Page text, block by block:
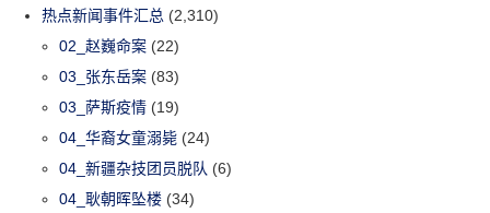
热点新闻事件汇总 (2,310)
02_赵巍命案 (22)
03_张东岳案 (83)
03_萨斯疫情 (19)
04_华裔女童溺毙 (24)
04_新疆杂技团员脱队 (6)
04_耿朝晖坠楼 (34)